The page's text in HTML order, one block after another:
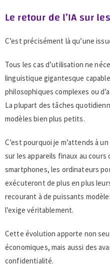
Le retour de l’IA sur
C’est précisément là qu’une
Tous les cas d’utilisation ne
linguistique gigantesque
philosophiques complexes ou
La plupart des tâches
modèles bien plus petits.
C’est pourquoi je m’attends à
sur les appareils finaux au
smartphones, les ordinateurs
exécuteront de plus en plus
recourant à de puissants
l’exige véritablement.
Cette évolution apporte non
économiques, mais aussi des
confidentialité.